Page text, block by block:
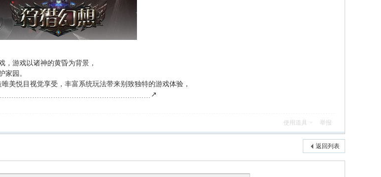
，游戏以诸神的黄昏为背景，
家园。
美悦目视觉享受，丰富系统玩法带来别致独特的游戏体验，
使用道具 举报
返回列表